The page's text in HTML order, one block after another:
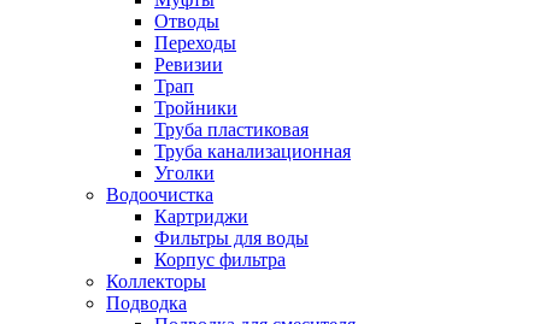
Отводы
Переходы
Ревизии
Трап
Тройники
Труба пластиковая
Труба канализационная
Уголки
Водоочистка
Картриджи
Фильтры для воды
Корпус фильтра
Коллекторы
Подводка